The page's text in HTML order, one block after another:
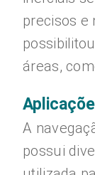
precisos e
áreas,
A
possui